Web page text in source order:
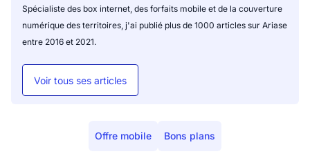
Spécialiste des box internet, des forfaits mobile et de la couverture
numérique des territoires, j'ai publié plus de 1000 articles sur Ariase
entre 2016 et 2021.
Voir tous ses articles
Offre mobile Bons plans